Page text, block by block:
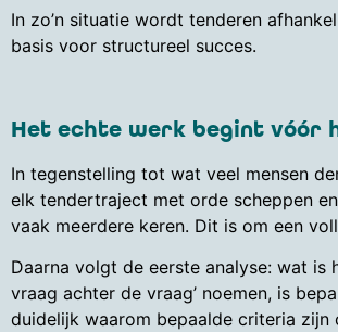
In zo’n situatie wordt tenderen
basis voor structureel succes.
Het echte werk begint vóór
In tegenstelling tot wat veel mensen
elk tendertraject met orde scheppen
vaak meerdere keren. Dit is om een
Daarna volgt de eerste analyse: wat is
vraag achter de vraag’ noemen, is
duidelijk waarom bepaalde criteria